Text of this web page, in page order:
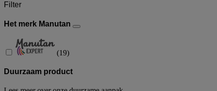
Filter
Het merk Manutan
(19)
Duurzaam product